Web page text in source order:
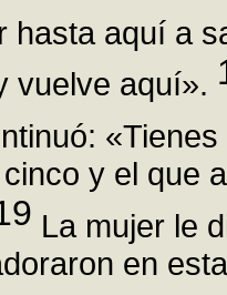
hasta aquí a
vuelve aquí».
y el que
La mujer le
en